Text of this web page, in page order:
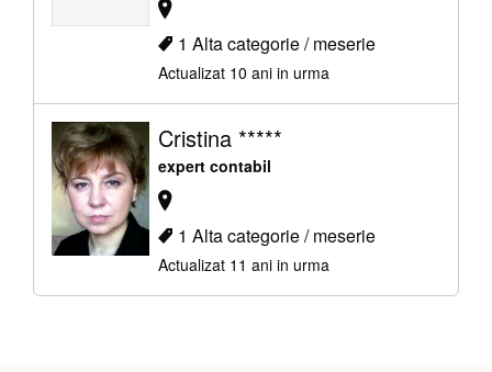
1 Alta categorie / meserie
Actualizat 10 ani in urma
Cristina *****
expert contabil
1 Alta categorie / meserie
Actualizat 11 ani in urma